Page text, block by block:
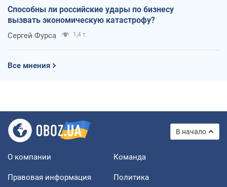
Способны ли российские удары по бизнесу
вызвать экономическую катастрофу?
Сергей Фурса 1,4 т.
Все мнения
В начало
О компании Команда
Правовая информация
Политика